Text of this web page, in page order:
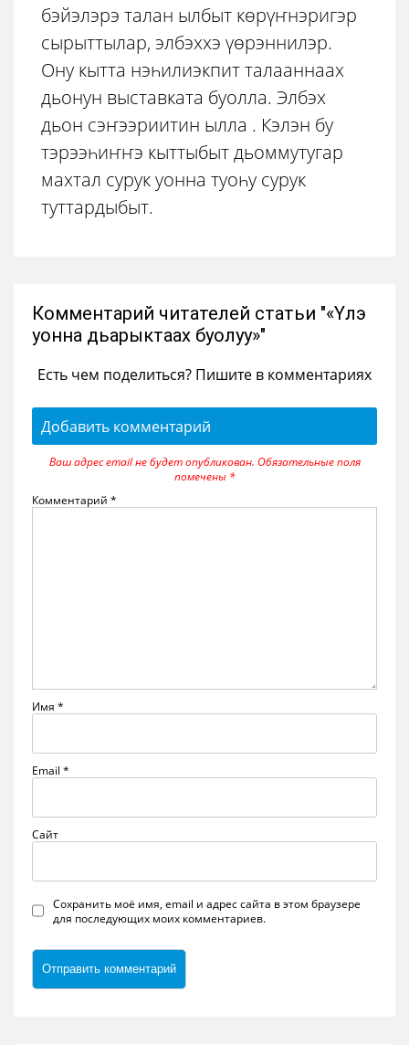
бэйэлэрэ талан ылбыт көрүҥнэригэр
сырыттылар, элбэххэ үөрэннилэр.
Ону кытта нэһилиэкпит талааннаах
дьонун выставката буолла. Элбэх
дьон сэҥээриитин ылла . Кэлэн бу
тэрээһиҥҥэ кыттыбыт дьоммутугар
махтал сурук уонна туоһу сурук
туттардыбыт.
Комментарий читателей статьи "«Үлэ
уонна дьарыктаах буолуу»"
Есть чем поделиться? Пишите в комментариях
Добавить комментарий
Ваш адрес email не будет опубликован. Обязательные поля
помечены *
Комментарий *
Имя *
Email *
Сайт
Сохранить моё имя, email и адрес сайта в этом браузере
для последующих моих комментариев.